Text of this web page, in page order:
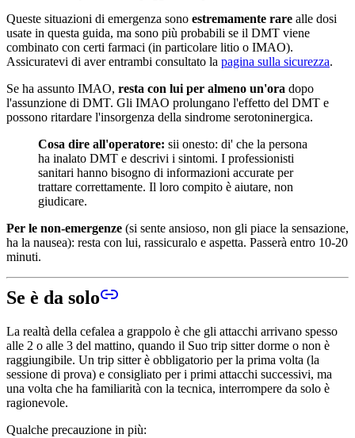
Queste situazioni di emergenza sono estremamente rare alle dosi
usate in questa guida, ma sono più probabili se il DMT viene
combinato con certi farmaci (in particolare litio o IMAO).
Assicuratevi di aver entrambi consultato la pagina sulla sicurezza.
Se ha assunto IMAO, resta con lui per almeno un'ora dopo
l'assunzione di DMT. Gli IMAO prolungano l'effetto del DMT e
possono ritardare l'insorgenza della sindrome serotoninergica.
Cosa dire all'operatore: sii onesto: di' che la persona
ha inalato DMT e descrivi i sintomi. I professionisti
sanitari hanno bisogno di informazioni accurate per
trattare correttamente. Il loro compito è aiutare, non
giudicare.
Per le non-emergenze (si sente ansioso, non gli piace la sensazione,
ha la nausea): resta con lui, rassicuralo e aspetta. Passerà entro 10-20
minuti.
Se è da solo
La realtà della cefalea a grappolo è che gli attacchi arrivano spesso
alle 2 o alle 3 del mattino, quando il Suo trip sitter dorme o non è
raggiungibile. Un trip sitter è obbligatorio per la prima volta (la
sessione di prova) e consigliato per i primi attacchi successivi, ma
una volta che ha familiarità con la tecnica, interrompere da solo è
ragionevole.
Qualche precauzione in più: